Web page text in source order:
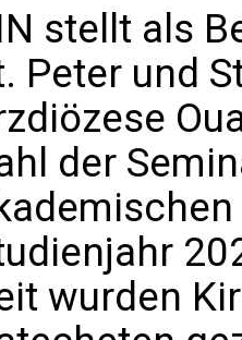
stellt als
Peter und
der
wurden